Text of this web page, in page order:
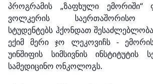
პროგრამის „ზაფხული ემორიში“
ვოლკერის საერთაშორისო
სტუდენტებს ჰქონდათ
ექიმ მერი ჯო ლეკოვიჩს - ემორის
უინშიფის სიმსივნის ინსტიტუტის
სამედიცინო ონკოლოგს.